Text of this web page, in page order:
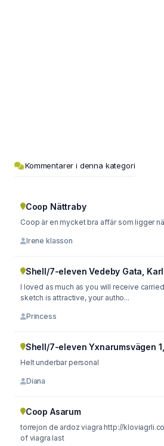
Kommentarer i denna kategori
Coop Nättraby
Coop är en mycket bra affär som ligger
Irene klasson
Shell/7-eleven Vedeby Gata,
I loved as much as you will receive
sketch is attractive, your autho...
Princess
Shell/7-eleven Yxnarumsvägen
Helt underbar personal
Diana
Coop Asarum
torrejon de ardoz viagra http://kloviagrli.com/ how long does
of viagra last